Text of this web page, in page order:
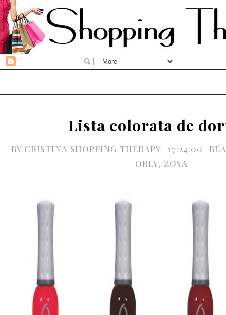
Lista colorata de
BY CRISTINA SHOPPING THERAPY 17:24:00
ORLY, ZOYA